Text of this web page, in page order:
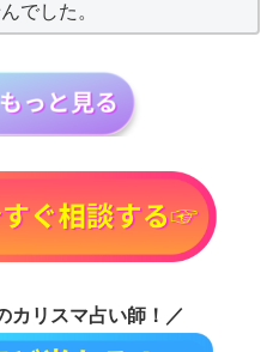
でした。
カリスマ占い師！／